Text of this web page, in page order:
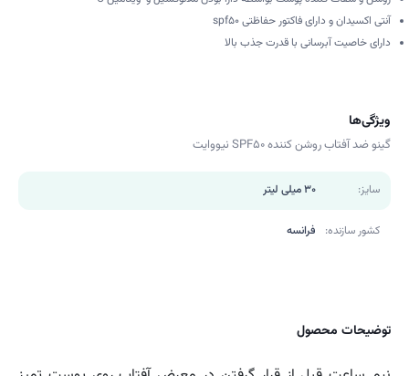
آنتی اکسیدان و دارای فاکتور حفاظتی spf50
دارای خاصیت آبرسانی با قدرت جذب بالا
ویژگی‌ها
گینو ضد آفتاب روشن کننده SPF50 نیووایت
سایز: 30 میلی لیتر
کشور سازنده: فرانسه
توضیحات محصول